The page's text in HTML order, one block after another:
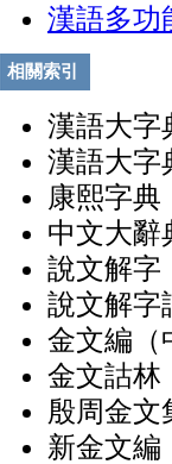
漢語多功
相關索引
漢語大字
漢語大字
康熙字典
中文大辭
說文解字
說文解字
金文編（
金文詁林
殷周金文
新金文編